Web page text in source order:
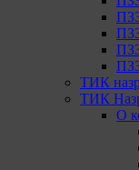
ТИК
ТИК
О